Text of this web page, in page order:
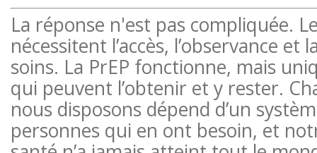
La réponse n'est pas compliquée.
nécessitent l’accès, l’observance et
soins. La PrEP fonctionne, mais
qui peuvent l’obtenir et y rester.
nous disposons dépend d’un
personnes qui en ont besoin, et